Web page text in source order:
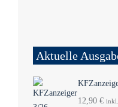
Aktuelle
12,90 €